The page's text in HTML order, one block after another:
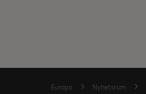
Europa Nyhetsrum